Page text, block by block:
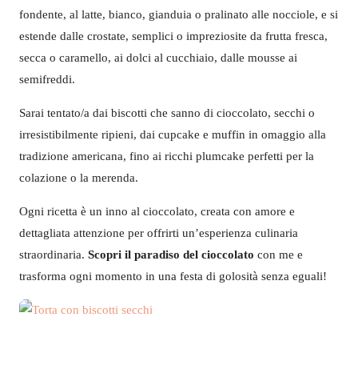
fondente, al latte, bianco, gianduia o pralinato alle nocciole, e si
estende dalle crostate, semplici o impreziosite da frutta fresca,
secca o caramello, ai dolci al cucchiaio, dalle mousse ai
semifreddi.
Sarai tentato/a dai biscotti che sanno di cioccolato, secchi o
irresistibilmente ripieni, dai cupcake e muffin in omaggio alla
tradizione americana, fino ai ricchi plumcake perfetti per la
colazione o la merenda.
Ogni ricetta è un inno al cioccolato, creata con amore e
dettagliata attenzione per offrirti un’esperienza culinaria
straordinaria. Scopri il paradiso del cioccolato con me e
trasforma ogni momento in una festa di golosità senza eguali!